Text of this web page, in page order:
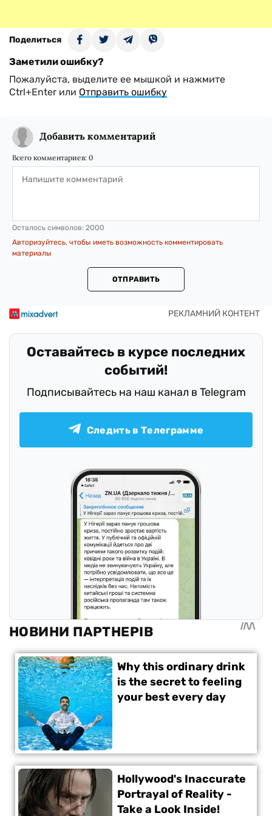
Поделиться
Заметили ошибку?
Пожалуйста, выделите ее мышкой и нажмите
Ctrl+Enter или Отправить ошибку
Добавить комментарий
Всего комментариев: 0
Осталось символов: 2000
Авторизуйтесь, чтобы иметь возможность комментировать
материалы
ОТПРАВИТЬ
Оставайтесь в курсе последних
событий!
Подписывайтесь на наш канал в Telegram
Следить в Телеграмме